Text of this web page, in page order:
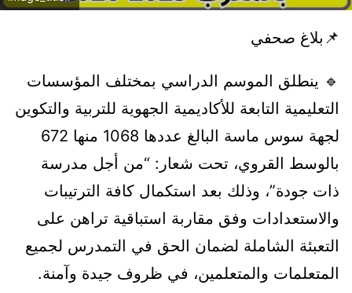
📌بلاغ صحفي
🔹 ينطلق الموسم الدراسي بمختلف المؤسسات
التعليمية التابعة للأكاديمية الجهوية للتربية والتكوين
لجهة سوس ماسة البالغ عددها 1068 منها 672
بالوسط القروي، تحت شعار: “من أجل مدرسة
ذات جودة”، وذلك بعد استكمال كافة الترتيبات
والاستعدادات وفق مقاربة استباقية تراهن على
التعبئة الشاملة لضمان الحق في التمدرس لجميع
المتعلمات والمتعلمين، في ظروف جيدة وآمنة.